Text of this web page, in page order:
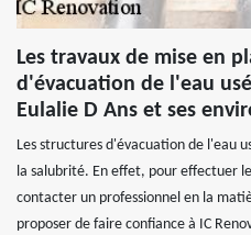
Les travaux de mise en
d'évacuation de l'eau
Eulalie D Ans et ses
Les structures d'évacuation de l'eau
la salubrité. En effet, pour effectuer
contacter un professionnel en la
proposer de faire confiance à IC